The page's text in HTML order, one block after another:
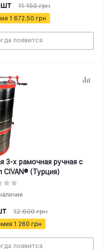
11 150грн
1 672.50 грн
появится
3-х рамочная ручная с
(Турция)
12 600грн
1 260 грн
появится